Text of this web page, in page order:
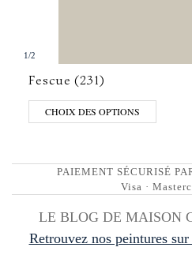
1/2
Fescue (231)
CHOIX DES OPTIONS
PAIEMENT SÉCURISÉ
Visa ·
LE BLOG DE MAISON
Retrouvez nos peintures